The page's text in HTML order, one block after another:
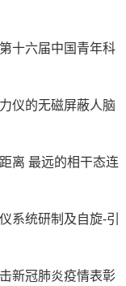
十六届中国青年科
仪的无磁屏蔽人脑
离 最远的相干态连
系统研制及自旋-引
新冠肺炎疫情表彰